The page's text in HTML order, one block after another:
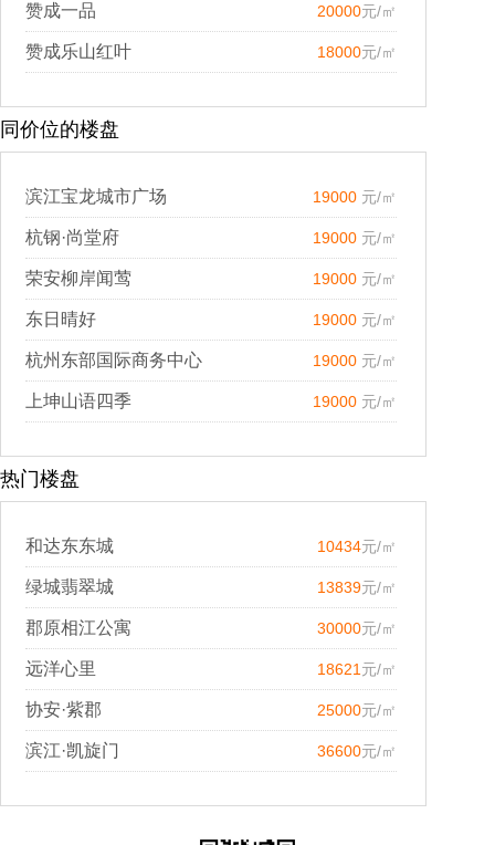
赞成一品 20000元/㎡
赞成乐山红叶 18000元/㎡
同价位的楼盘
滨江宝龙城市广场 19000 元/㎡
杭钢·尚堂府 19000 元/㎡
荣安柳岸闻莺 19000 元/㎡
东日晴好 19000 元/㎡
杭州东部国际商务中心 19000 元/㎡
上坤山语四季 19000 元/㎡
热门楼盘
和达东东城 10434元/㎡
绿城翡翠城 13839元/㎡
郡原相江公寓 30000元/㎡
远洋心里 18621 元/㎡
协安·紫郡 25000元/㎡
滨江·凯旋门 36600元/㎡